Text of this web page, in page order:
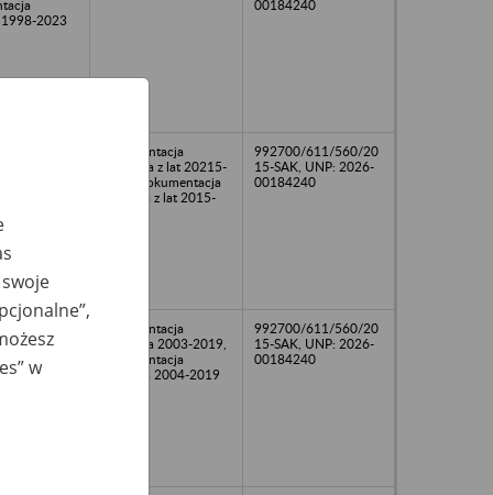
1998-2023
00184240
dokumentacja
osobowa z lat 20215-
2022, dokumentacja
płacowa z lat 2015-
992700/611/560/20
15-SAK, UNP: 2026-
00184240
dokumentacja
osobowa 2003-2019,
dokumentacja
płacowa 2004-2019
992700/611/560/20
15-SAK, UNP: 2026-
00184240
w